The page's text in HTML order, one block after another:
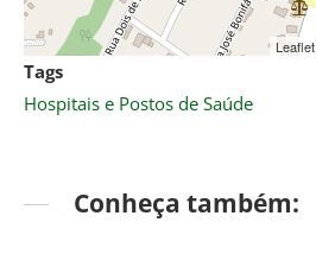
Leaflet
Tags
Hospitais e Postos de Saúde
Conheça também: